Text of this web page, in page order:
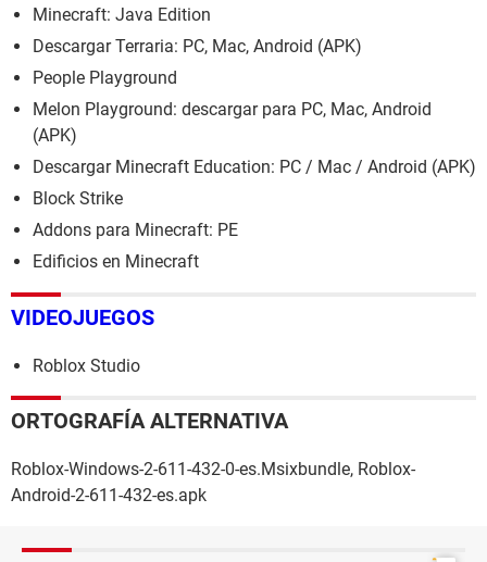
Minecraft: Java Edition
Descargar Terraria: PC, Mac, Android (APK)
People Playground
Melon Playground: descargar para PC, Mac, Android
(APK)
Descargar Minecraft Education: PC / Mac / Android (APK)
Block Strike
Addons para Minecraft: PE
Edificios en Minecraft
VIDEOJUEGOS
Roblox Studio
ORTOGRAFÍA ALTERNATIVA
Roblox-Windows-2-611-432-0-es.Msixbundle, Roblox-
Android-2-611-432-es.apk